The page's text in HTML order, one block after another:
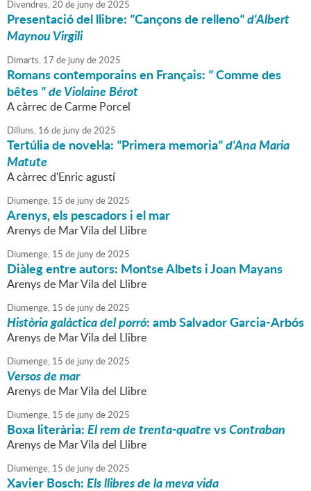
Divendres,20 de junyde2025
Presentació del llibre: "Cançons de relleno" d'Albert
Maynou Virgili
Dimarts, 17 de junyde2025
Romans contemporains en Français: "Comme des
bêtes" de Violaine Bérot
A càrrec de Carme Porcel
Dilluns, 16 de junyde2025
Tertúlia de novel·la: "Primera memoria" d'Ana Maria
Matute
A càrrec d'Enric agustí
Diumenge, 15 de junyde2025
Arenys, els pescadors i el mar
Arenys de Mar Vila del Llibre
Diumenge, 15 de junyde2025
Diàleg entre autors: Montse Albets i Joan Mayans
Arenys de Mar Vila del Llibre
Diumenge, 15 de junyde2025
Història galàctica del porró: amb Salvador Garcia-Arbós
Arenys de Mar Vila del Llibre
Diumenge, 15 de junyde2025
Versos de mar
Arenys de Mar Vila del Llibre
Diumenge, 15 de junyde2025
Boxa literària:El rem de trenta-quatrevsContraban
Arenys de Mar Vila del Llibre
Diumenge, 15 de junyde2025
Xavier Bosch:Els llibres de la meva vida